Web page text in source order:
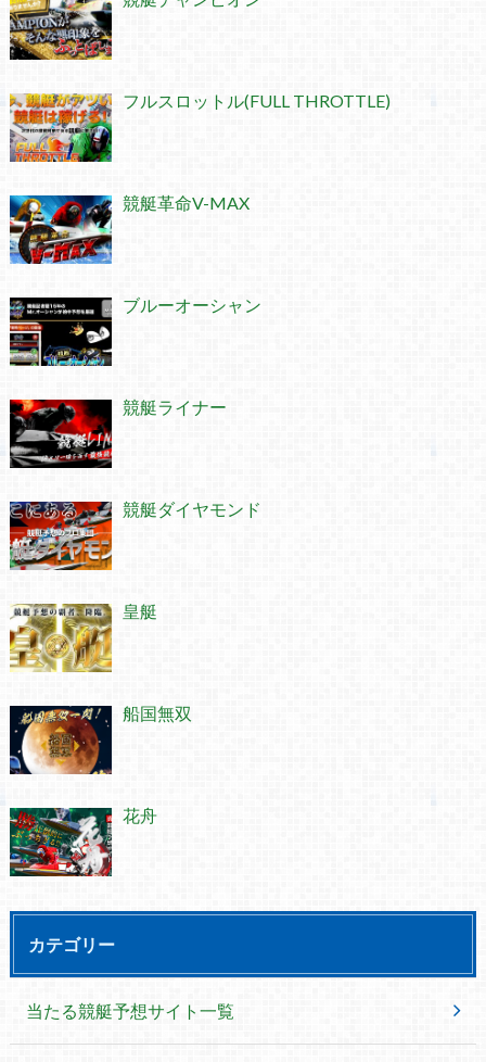
フルスロットル(FULL THROTTLE)
競艇革命V-MAX
ブルーオーシャン
競艇ライナー
競艇ダイヤモンド
皇艇
船国無双
花舟
カテゴリー
当たる競艇予想サイト一覧